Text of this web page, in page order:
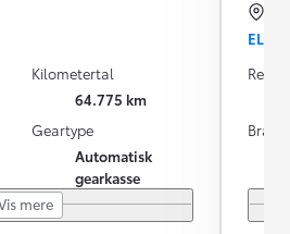
Kilometertal
64.775 km
Geartype
Automatisk
gearkasse
mere
EL